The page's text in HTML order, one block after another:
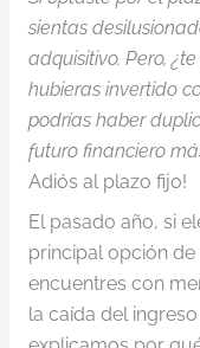
sientas
adquisitivo. Pero,
hubieras invertido
podrías haber
futuro financiero
Adiós al plazo fijo!
El pasado año, si
principal opción
encuentres con
la caída del ingreso